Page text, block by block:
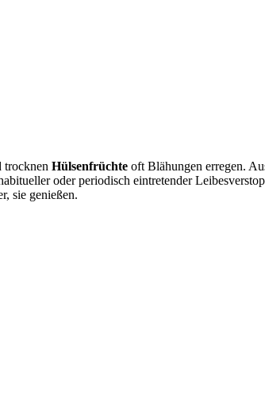
trocknen Hülsenfrüchte oft Blähungen erregen.
oder periodisch eintretender
sie genießen.